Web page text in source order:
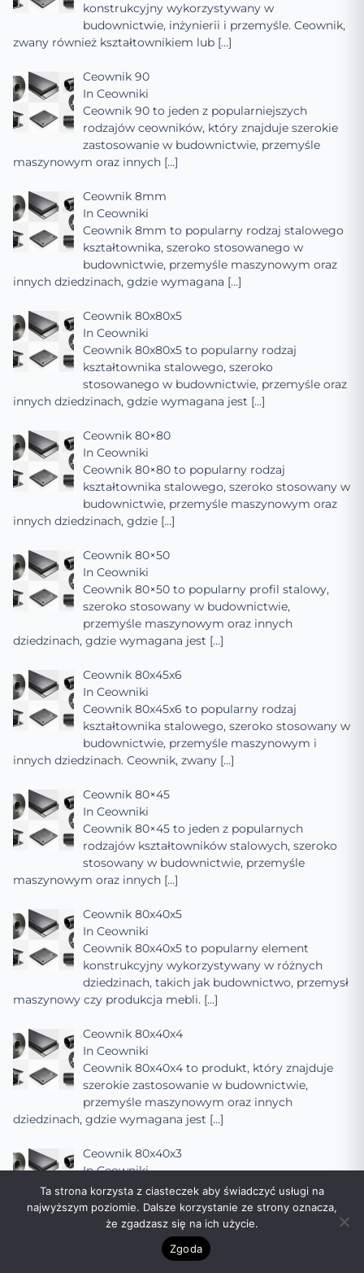
konstrukcyjny wykorzystywany w
budownictwie, inżynierii i przemyśle. Ceownik,
zwany również kształtownikiem lub […]
Ceownik 90
In Ceowniki
Ceownik 90 to jeden z popularniejszych
rodzajów ceowników, który znajduje szerokie
zastosowanie w budownictwie, przemyśle
maszynowym oraz innych […]
Ceownik 8mm
In Ceowniki
Ceownik 8mm to popularny rodzaj stalowego
kształtownika, szeroko stosowanego w
budownictwie, przemyśle maszynowym oraz
innych dziedzinach, gdzie wymagana […]
Ceownik 80x80x5
In Ceowniki
Ceownik 80x80x5 to popularny rodzaj
kształtownika stalowego, szeroko
stosowanego w budownictwie, przemyśle oraz
innych dziedzinach, gdzie wymagana jest […]
Ceownik 80×80
In Ceowniki
Ceownik 80×80 to popularny rodzaj
kształtownika stalowego, szeroko stosowany w
budownictwie, przemyśle maszynowym oraz
innych dziedzinach, gdzie […]
Ceownik 80×50
In Ceowniki
Ceownik 80×50 to popularny profil stalowy,
szeroko stosowany w budownictwie,
przemyśle maszynowym oraz innych
dziedzinach, gdzie wymagana jest […]
Ceownik 80x45x6
In Ceowniki
Ceownik 80x45x6 to popularny rodzaj
kształtownika stalowego, szeroko stosowany w
budownictwie, przemyśle maszynowym i
innych dziedzinach. Ceownik, zwany […]
Ceownik 80×45
In Ceowniki
Ceownik 80×45 to jeden z popularnych
rodzajów kształtowników stalowych, szeroko
stosowany w budownictwie, przemyśle
maszynowym oraz innych […]
Ceownik 80x40x5
In Ceowniki
Ceownik 80x40x5 to popularny element
konstrukcyjny wykorzystywany w różnych
dziedzinach, takich jak budownictwo, przemysł
maszynowy czy produkcja mebli. […]
Ceownik 80x40x4
In Ceowniki
Ceownik 80x40x4 to produkt, który znajduje
szerokie zastosowanie w budownictwie,
przemyśle maszynowym oraz innych
dziedzinach, gdzie wymagana jest […]
Ceownik 80x40x3
InCeowniki
Ceownik 80x40x3 to popularny rodzaj
kształtownika stalowego, szeroko stosowany w
budownictwie, przemyśle maszynowym oraz
[…]
Ta strona korzysta z ciasteczek aby świadczyć usługi na
najwyższym poziomie. Dalsze korzystanie ze strony oznacza,
że zgadzasz się na ich użycie.
Zgoda